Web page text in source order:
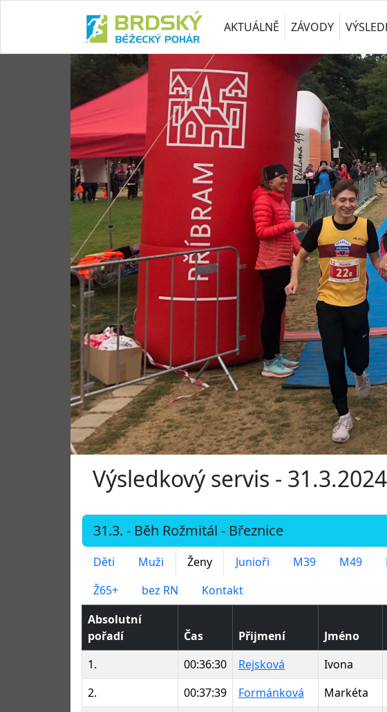
AKTUÁLNĚ ZÁVODY
Výsledkový servis -
Děti Muži Ženy Junioři M39 M49
Ž65+
bez RN
Kontakt
Absolutní
pořadí
Čas Přijmení Jméno
1.
00:36:30 Rejsková Ivona
2.
00:37:39 Formánková Markéta